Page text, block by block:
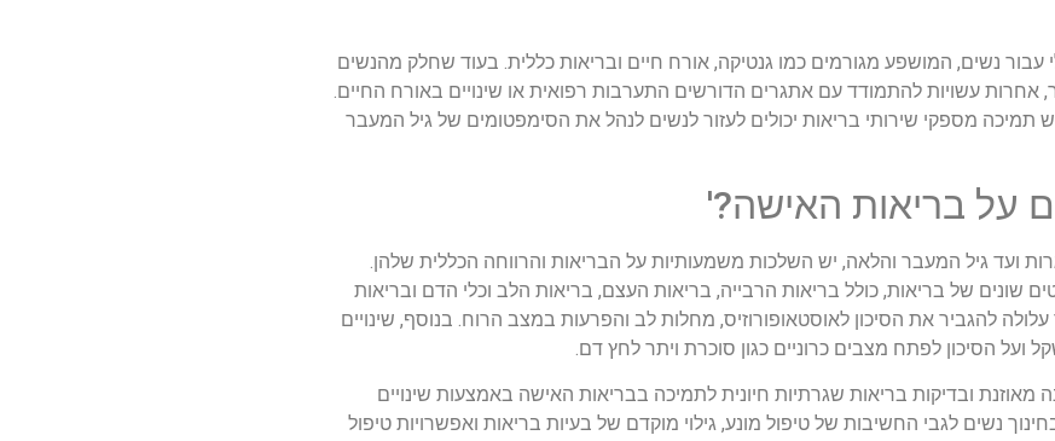
עבור נשים, המושפע מגורמים כמו גנטיקה, אורח חיים ובריאות כללית. בעוד שחלק מהנשים
אחרות עשויות להתמודד עם אתגרים הדורשים התערבות רפואית או שינויים באורח החיים.
תמיכה מספקי שירותי בריאות יכולים לעזור לנשים לנהל את הסימפטומים של גיל המעבר
ועד גיל המעבר והלאה, יש השלכות משמעותיות על הבריאות והרווחה הכללית שלהן.
שונים של בריאות, כולל בריאות הרבייה, בריאות העצם, בריאות הלב וכלי הדם ובריאות
להגביר את הסיכון לאוסטאופורוזיס, מחלות לב והפרעות במצב הרוח. בנוסף, שינויים
ועל הסיכון לפתח מצבים כרוניים כגון סוכרת ויתר לחץ דם.
מאוזנת ובדיקות בריאות שגרתיות חיונית לתמיכה בבריאות האישה באמצעות שינויים
נשים לגבי החשיבות של טיפול מונע, גילוי מוקדם של בעיות בריאות ואפשרויות טיפול